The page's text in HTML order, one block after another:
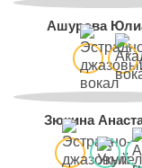
Ашурова
Зюкина